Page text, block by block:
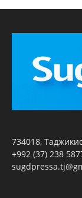
734018,
+992 (37) 238